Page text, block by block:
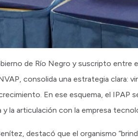
de Río Negro y suscripto entre
consolida una estrategia clara:
En ese esquema, el IPAP
la articulación con la empresa
destacó que el organismo